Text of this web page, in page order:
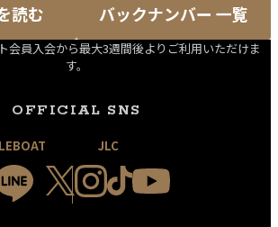
読む バックナンバー 一覧
会員入会から最大3週間後よりご利用いただけま
す。
OFFICIAL SNS
JLC